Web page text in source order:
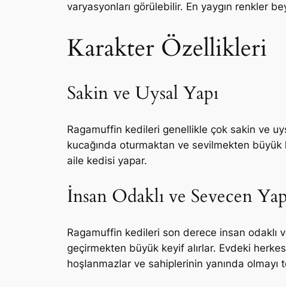
varyasyonları görülebilir. En yaygın renkler
Karakter Özellikleri
Sakin ve Uysal Yapı
Ragamuffin kedileri genellikle çok sakin ve
kucağında oturmaktan ve sevilmekten
aile kedisi yapar.
İnsan Odaklı ve Sevecen
Ragamuffin kedileri son derece insan odaklı
geçirmekten büyük keyif alırlar. Evdeki
hoşlanmazlar ve sahiplerinin yanında olmayı